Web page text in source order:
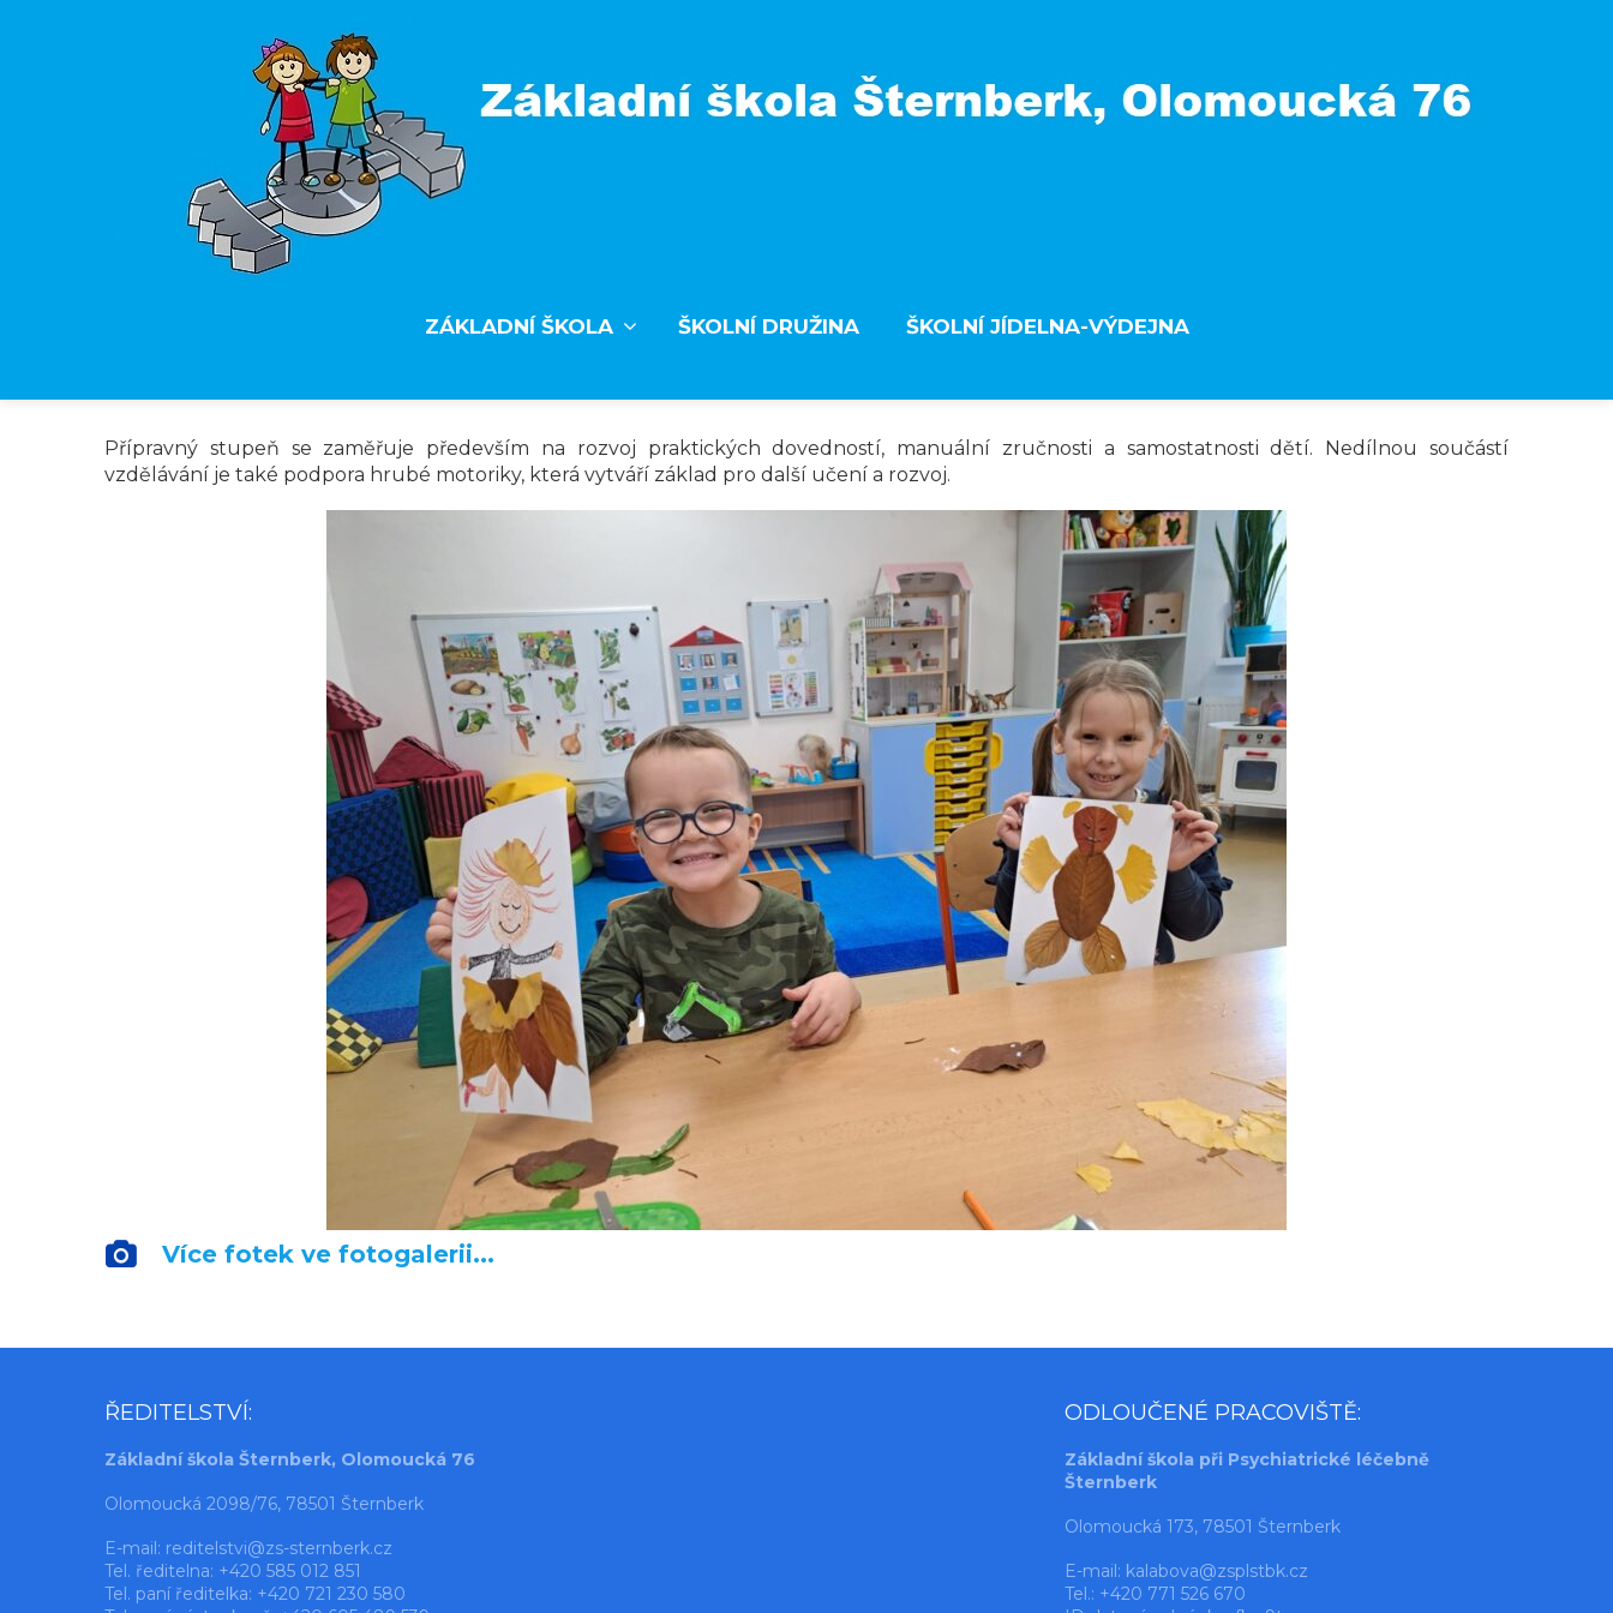
ZÁKLADNÍ ŠKOLA ŠKOLNÍ DRUŽINA ŠKOLNÍ JÍDELNA-VÝDEJNA
Přípravný stupeň se zaměřuje především na rozvoj praktických dovedností, manuální zručnosti a samostatnosti dětí. Nedílnou součástí
vzdělávání je také podpora hrubé motoriky, která vytváří základ pro další učení a rozvoj.
Více fotek ve fotogalerii...
ŘEDITELSTVÍ:
Základní škola Šternberk, Olomoucká 76
Olomoucká 2098/76, 78501 Šternberk
E-mail: reditelstvi@zs-sternberk.cz
Tel. ředitelna: +420 585 012 851
Tel. paní ředitelka: +420 721 230 580
ODLOUČENÉ PRACOVIŠTĚ:
Základní škola při Psychiatrické léčebně
Šternberk
Olomoucká 173, 78501 Šternberk
E-mail: kalabova@zsplstbk.cz
Tel.: +420 771 526 670